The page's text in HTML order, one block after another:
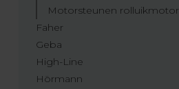
Motorsteunen rolluikmotor
Faher
Geba
High-Line
Hörmann